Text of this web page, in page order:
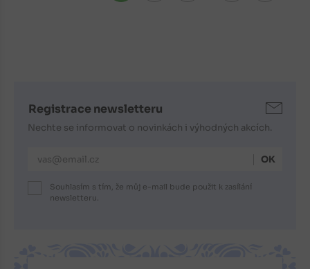
Registrace newsletteru
Nechte se informovat o novinkách i výhodných akcích.
E-mailová adresa
Souhlasím s tím, že můj e-mail bude použit k zasílání
newsletteru.